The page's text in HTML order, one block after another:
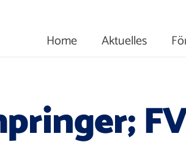
Home Aktuelles